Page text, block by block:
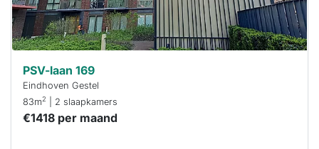
PSV-laan 169
Eindhoven Gestel
83m2 | 2 slaapkamers
€1418 per maand